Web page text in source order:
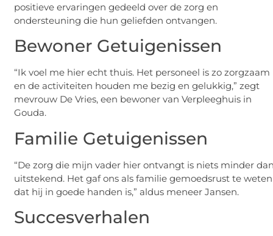
positieve ervaringen gedeeld over de zorg en
ondersteuning die hun geliefden ontvangen.
Bewoner Getuigenissen
“Ik voel me hier echt thuis. Het personeel is zo zorgzaam
en de activiteiten houden me bezig en gelukkig,” zegt
mevrouw De Vries, een bewoner van Verpleeghuis in
Gouda.
Familie Getuigenissen
“De zorg die mijn vader hier ontvangt is niets minder
uitstekend. Het gaf ons als familie gemoedsrust te weten
dat hij in goede handen is,” aldus meneer Jansen.
Succesverhalen